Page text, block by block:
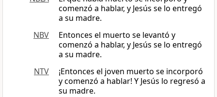
comenzó a hablar, y Jesús se lo entregó
a su madre.
NBV
Entonces el muerto se levantó y
comenzó a hablar, y Jesús se lo entregó
a su madre.
NTV
¡Entonces el joven muerto se incorporó
y comenzó a hablar! Y Jesús lo regresó a
su madre.